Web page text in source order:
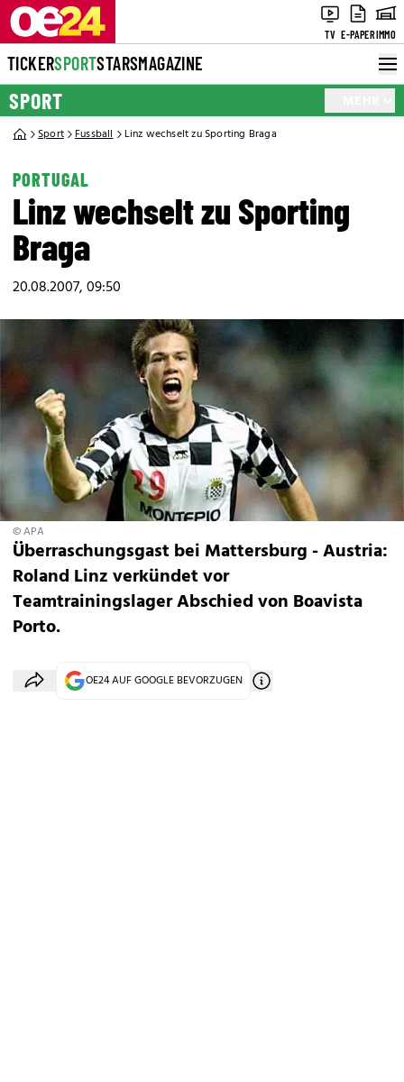
TV E-PAPERIMMO
TICKERSPORTSTARSMAGAZINE
SPORT
Sport Fussball Linz wechselt zu Sporting Braga
PORTUGAL
Linz wechselt zu Sporting
Braga
20.08.2007, 09:50
© APA
Überraschungsgast bei Mattersburg - Austria:
Roland Linz verkündet vor
Teamtrainingslager Abschied von Boavista
Porto.
OE24 AUF GOOGLE BEVORZUGEN